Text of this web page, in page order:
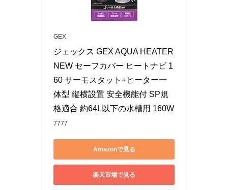
GEX
ジェックス GEX AQUA HEATER
NEW セーフカバー ヒートナビ 1
60 サーモスタット+ヒーター一
体型 縦横設置 安全機能付 SP規
格適合 約64L以下の水槽用 160W
7777
Amazonで見る
楽天市場で見る